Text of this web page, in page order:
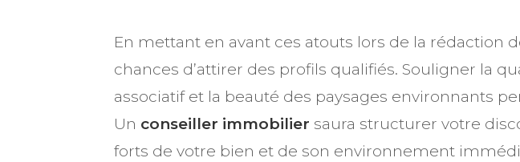
En mettant en avant ces atouts lors de la rédaction
chances d’attirer des profils qualifiés. Souligner la
associatif et la beauté des paysages environnants
Un conseiller immobilier saura structurer votre
forts de votre bien et de son environnement